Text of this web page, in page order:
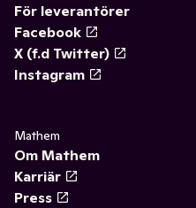
För leverantörer
Facebook
X (f.d Twitter)
Instagram
Mathem
Om Mathem
Karriär
Press